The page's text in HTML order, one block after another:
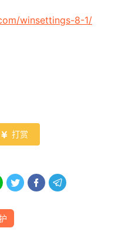
winsettings-8-1/
 打赏
  